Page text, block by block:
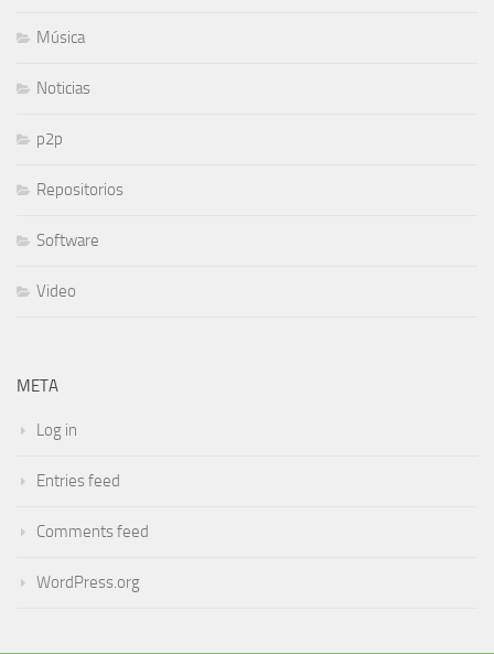
Música
Noticias
p2p
Repositorios
Software
Video
META
Log in
Entries feed
Comments feed
WordPress.org